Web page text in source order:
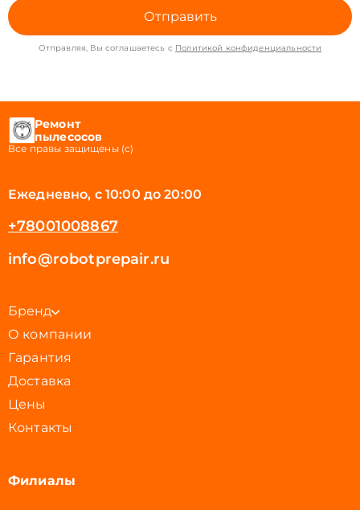
Отправить
Отправляя, Вы соглашаетесь с Политикой конфиденциальности
Ремонт
пылесосов
Все правы защищены (с)
Ежедневно, с 10:00 до 20:00
+78001008867
info@robotprepair.ru
Бренд
О компании
Гарантия
Доставка
Цены
Контакты
Филиалы